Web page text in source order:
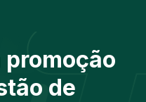
promoção
de